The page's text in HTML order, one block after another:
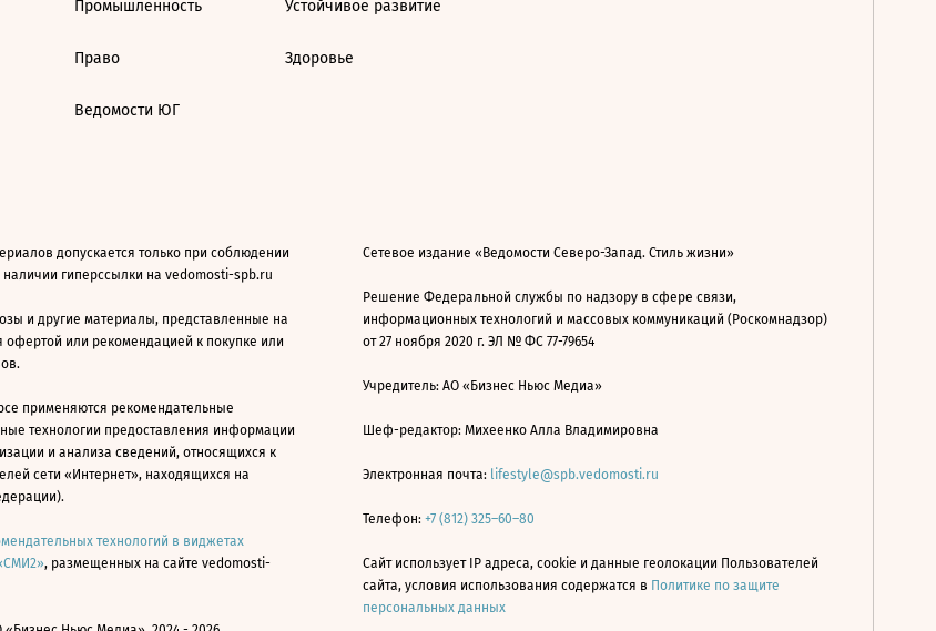
Промышленность
Право
Ведомости ЮГ
Устойчивое развитие
Здоровье
допускается только при соблюдении
наличии гиперссылки на vedomosti-spb.ru
и другие материалы, представленные на
офертой или рекомендацией к покупке или
применяются рекомендательные
технологии предоставления информации
и анализа сведений, относящихся к
сети «Интернет», находящихся на
технологий в виджетах
, размещенных на сайте vedomosti-
Сетевое издание «Ведомости Северо-Запад. Стиль жизни»
Решение Федеральной службы по надзору в сфере связи,
информационных технологий и массовых коммуникаций (Роскомнадзор)
от 27 ноября 2020 г. ЭЛ № ФС 77-79654
Учредитель: АО «Бизнес Ньюс Медиа»
Шеф-редактор: Михеенко Алла Владимировна
Электронная почта: lifestyle@spb.vedomosti.ru
Телефон: +7 (812) 325–60–80
Сайт использует IP адреса, cookie и данные геолокации Пользователей
сайта, условия использования содержатся в Политике по защите
персональных данных